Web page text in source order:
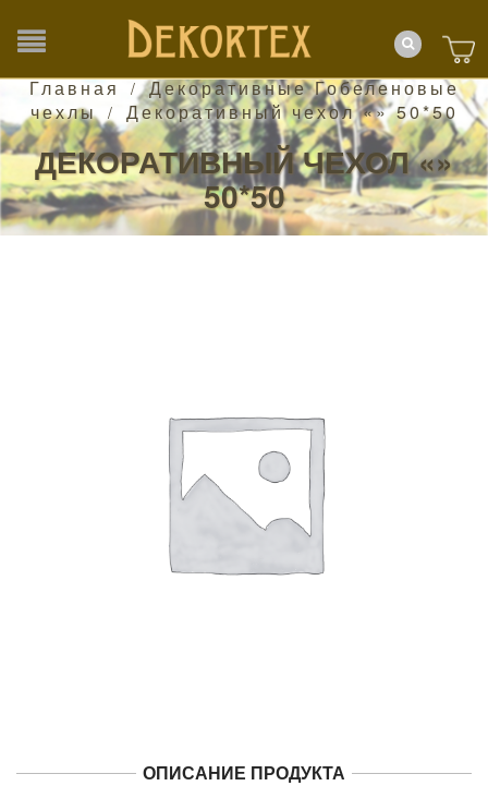
Главная /
Декоративные Гобеленовые
чехлы / Декоративный чехол «» 50*50
ДЕКОРАТИВНЫЙ ЧЕХОЛ «»
50*50
ОПИСАНИЕ ПРОДУКТА